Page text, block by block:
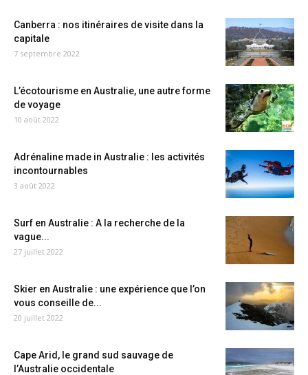
Canberra : nos itinéraires de visite dans la
capitale
7 septembre 2022
L’écotourisme en Australie, une autre forme
de voyage
10 août 2022
Adrénaline made in Australie : les activités
incontournables
3 août 2022
Surf en Australie : A la recherche de la
vague...
27 juillet 2022
Skier en Australie : une expérience que l’on
vous conseille de...
20 juillet 2022
Cape Arid, le grand sud sauvage de
l’Australie occidentale